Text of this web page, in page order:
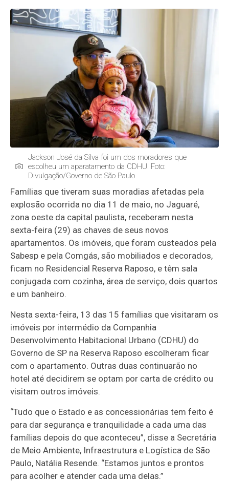
Jackson José da Silva foi um dos moradores que
escolheu um aparatamento da CDHU. Foto:
Divulgação/Governo de São Paulo
Famílias que tiveram suas moradias afetadas pela
explosão ocorrida no dia 11 de maio, no Jaguaré,
zona oeste da capital paulista, receberam nesta
sexta-feira (29) as chaves de seus novos
apartamentos. Os imóveis, que foram custeados pela
Sabesp e pela Comgás, são mobiliados e decorados,
ficam no Residencial Reserva Raposo, e têm sala
conjugada com cozinha, área de serviço, dois quartos
e um banheiro.
Nesta sexta-feira, 13 das 15 famílias que visitaram os
imóveis por intermédio da Companhia
Desenvolvimento Habitacional Urbano (CDHU) do
Governo de SP na Reserva Raposo escolheram ficar
com o apartamento. Outras duas continuarão no
hotel até decidirem se optam por carta de crédito ou
visitam outros imóveis.
“Tudo que o Estado e as concessionárias tem feito é
para dar segurança e tranquilidade a cada uma das
famílias depois do que aconteceu”, disse a Secretária
de Meio Ambiente, Infraestrutura e Logística de São
Paulo, Natália Resende. “Estamos juntos e prontos
para acolher e atender cada uma delas.”